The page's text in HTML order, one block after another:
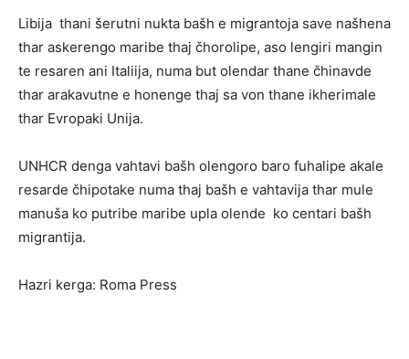
Libija thani šerutni nukta bašh e migrantoja save našhena
thar askerengo maribe thaj čhorolipe, aso lengiri mangin
te resaren ani Italiija, numa but olendar thane čhinavde
thar arakavutne e honenge thaj sa von thane ikherimale
thar Evropaki Unija.
UNHCR denga vahtavi bašh olengoro baro fuhalipe akale
resarde čhipotake numa thaj bašh e vahtavija thar mule
manuša ko putribe maribe upla olende ko centari bašh
migrantija.
Hazri kerga: Roma Press